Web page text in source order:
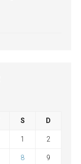
S D
1 2
8 9